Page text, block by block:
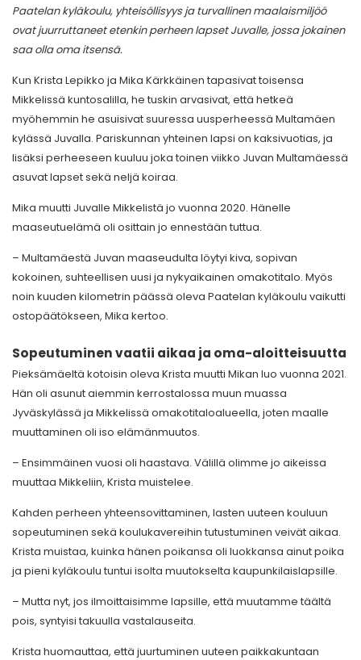
Paatelan kyläkoulu, yhteisöllisyys ja turvallinen maalaismiljöö
ovat juurruttaneet etenkin perheen lapset Juvalle, jossa jokainen
saa olla oma itsensä.
Kun Krista Lepikko ja Mika Kärkkäinen tapasivat toisensa
Mikkelissä kuntosalilla, he tuskin arvasivat, että hetkeä
myöhemmin he asuisivat suuressa uusperheessä Multamäen
kylässä Juvalla. Pariskunnan yhteinen lapsi on kaksivuotias, ja
lisäksi perheeseen kuuluu joka toinen viikko Juvan Multamäessä
asuvat lapset sekä neljä koiraa.
Mika muutti Juvalle Mikkelistä jo vuonna 2020. Hänelle
maaseutuelämä oli osittain jo ennestään tuttua.
– Multamäestä Juvan maaseudulta löytyi kiva, sopivan
kokoinen, suhteellisen uusi ja nykyaikainen omakotitalo. Myös
noin kuuden kilometrin päässä oleva Paatelan kyläkoulu vaikutti
ostopäätökseen, Mika kertoo.
Sopeutuminen vaatii aikaa ja oma-aloitteisuutta
Pieksämäeltä kotoisin oleva Krista muutti Mikan luo vuonna 2021.
Hän oli asunut aiemmin kerrostalossa muun muassa
Jyväskylässä ja Mikkelissä omakotitaloalueella, joten maalle
muuttaminen oli iso elämänmuutos.
­– Ensimmäinen vuosi oli haastava. Välillä olimme jo aikeissa
muuttaa Mikkeliin, Krista muistelee.
Kahden perheen yhteensovittaminen, lasten uuteen kouluun
sopeutuminen sekä koulukavereihin tutustuminen veivät aikaa.
Krista muistaa, kuinka hänen poikansa oli luokkansa ainut poika
ja pieni kyläkoulu tuntui isolta muutokselta kaupunkilaislapsille.
– Mutta nyt, jos ilmoittaisimme lapsille, että muutamme täältä
pois, syntyisi takuulla vastalauseita.
Krista huomauttaa, että juurtuminen uuteen paikkakuntaan